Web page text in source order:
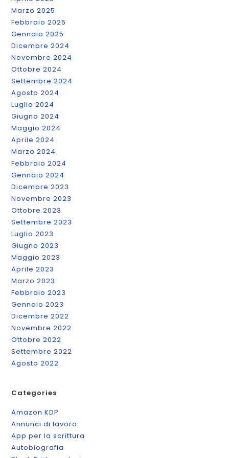
Marzo 2025
Febbraio 2025
Gennaio 2025
Dicembre 2024
Novembre 2024
Ottobre 2024
Settembre 2024
Agosto 2024
Luglio 2024
Giugno 2024
Maggio 2024
Aprile 2024
Marzo 2024
Febbraio 2024
Gennaio 2024
Dicembre 2023
Novembre 2023
Ottobre 2023
Settembre 2023
Luglio 2023
Giugno 2023
Maggio 2023
Aprile 2023
Marzo 2023
Febbraio 2023
Gennaio 2023
Dicembre 2022
Novembre 2022
Ottobre 2022
Settembre 2022
Agosto 2022
Categories
Amazon KDP
Annunci di lavoro
App per la scrittura
Autobiografia